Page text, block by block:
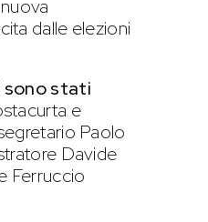
dalle elezioni
stati
e
Paolo
Davide
Ferruccio